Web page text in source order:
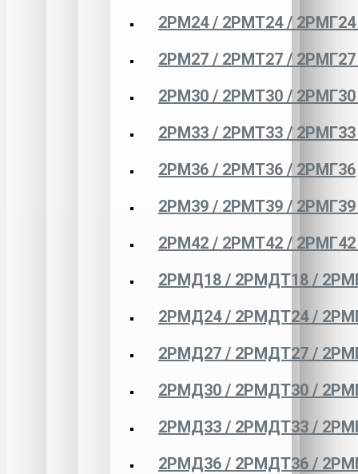
2РМ24 / 2РМТ24 /
2РМ27 / 2РМТ27 /
2РМ30 / 2РМТ30 /
2РМ33 / 2РМТ33 /
2РМ36 / 2РМТ36 / 2РМГ36
2РМ39 / 2РМТ39 /
2РМ42 / 2РМТ42 /
2РМД18 / 2РМДТ18 /
2РМД24 / 2РМДТ24 /
2РМД27 / 2РМДТ27 /
2РМД30 / 2РМДТ30 /
2РМД33 / 2РМДТ33 /
2РМД36 / 2РМДТ36 /